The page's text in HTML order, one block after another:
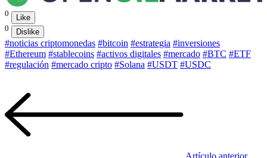
0
Like
0
Dislike
#noticias criptomonedas #bitcoin #estrategia #inversiones
#Ethereum #stablecoins #activos digitales #mercado #BTC #ETF
#regulación #mercado cripto #Solana #USDT #USDC
Artículo anterior